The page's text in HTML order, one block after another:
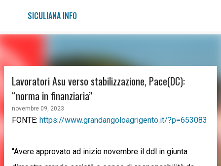
Passa ai contenuti principali
SICULIANA INFO
Lavoratori Asu verso stabilizzazione, Pace(DC):
“norma in finanziaria”
novembre 09, 2023
FONTE: https://www.grandangoloagrigento.it/?p=653083
"Avere approvato ad inizio novembre il ddl in giunta